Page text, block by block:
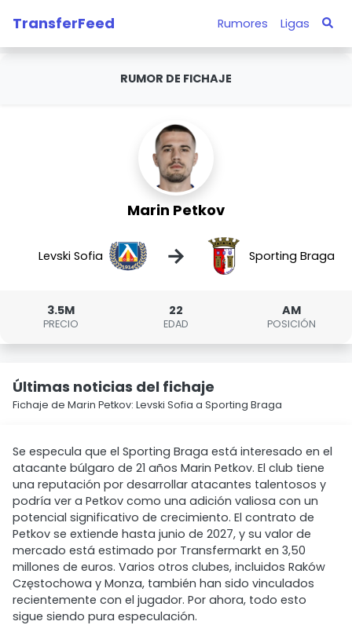
TransferFeed Rumores Ligas
RUMOR DE FICHAJE
Marin Petkov
Levski Sofia → Sporting Braga
3.5M
PRECIO
22
EDAD
AM
POSICIÓN
Últimas noticias del fichaje
Fichaje de Marin Petkov: Levski Sofia a Sporting Braga
Se especula que el Sporting Braga está interesado en el
atacante búlgaro de 21 años Marin Petkov. El club tiene
una reputación por desarrollar atacantes talentosos y
podría ver a Petkov como una adición valiosa con un
potencial significativo de crecimiento. El contrato de
Petkov se extiende hasta junio de 2027, y su valor de
mercado está estimado por Transfermarkt en 3,50
millones de euros. Varios otros clubes, incluidos Raków
Częstochowa y Monza, también han sido vinculados
recientemente con el jugador. Por ahora, todo esto
sigue siendo pura especulación.